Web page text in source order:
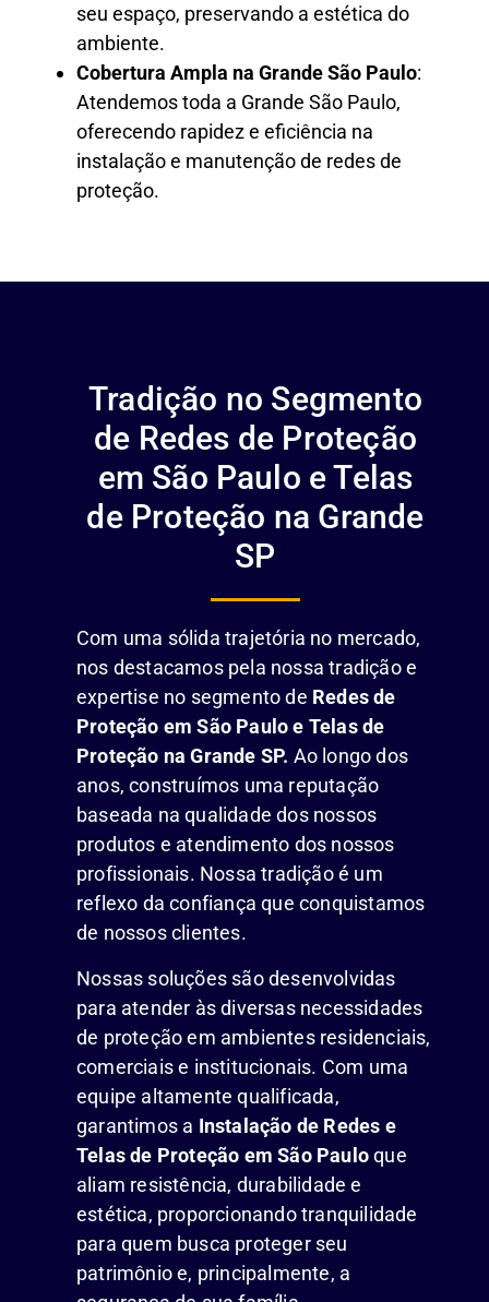
seu espaço, preservando a estética do
ambiente.
Cobertura Ampla na Grande São Paulo:
Atendemos toda a Grande São Paulo,
oferecendo rapidez e eficiência na
instalação e manutenção de redes de
proteção.
Tradição no Segmento
de Redes de Proteção
em São Paulo e Telas
de Proteção na Grande
SP
Com uma sólida trajetória no mercado,
nos destacamos pela nossa tradição e
expertise no segmento de Redes de
Proteção em São Paulo e Telas de
Proteção na Grande SP. Ao longo dos
anos, construímos uma reputação
baseada na qualidade dos nossos
produtos e atendimento dos nossos
profissionais. Nossa tradição é um
reflexo da confiança que conquistamos
de nossos clientes.
Nossas soluções são desenvolvidas
para atender às diversas necessidades
de proteção em ambientes residenciais,
comerciais e institucionais. Com uma
equipe altamente qualificada,
garantimos a Instalação de Redes e
Telas de Proteção em São Pauloque
aliam resistência, durabilidade e
estética, proporcionando tranquilidade
para quem busca proteger seu
patrimônio e, principalmente, a